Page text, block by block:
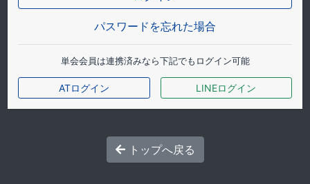
パスワードを忘れた場合
単会会員は連携済みなら下記でもログイン可能
ATログイン LINEログイン
トップへ戻る